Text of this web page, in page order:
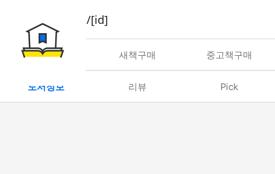
book/rent/[id]
대여 새책구매 중고책구매
도서정보 리뷰 Pick